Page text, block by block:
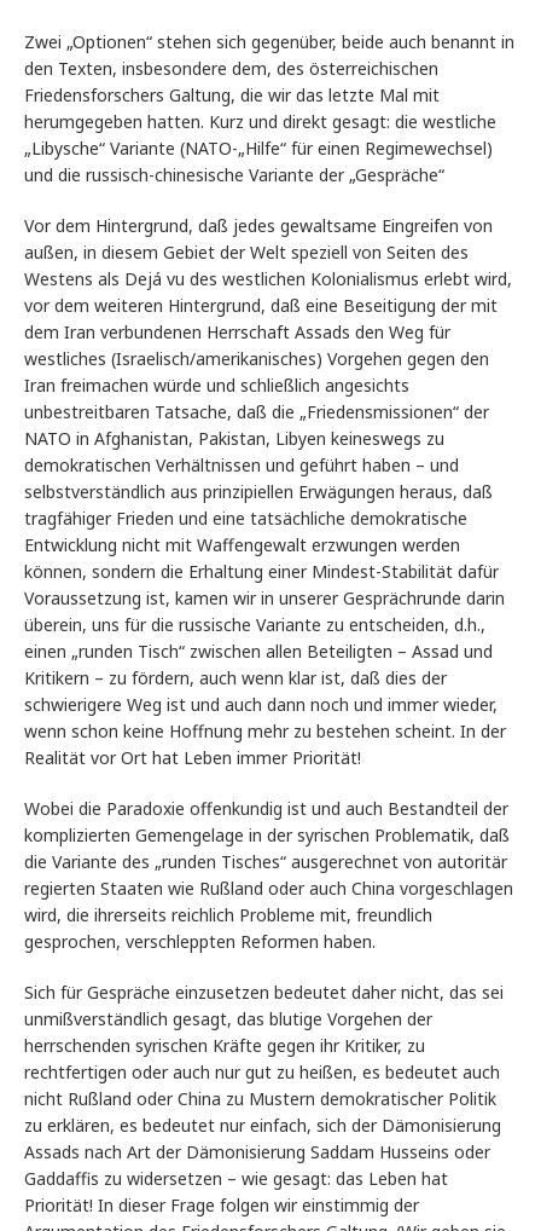
Zwei „Optionen“ stehen sich gegenüber, beide auch benannt in
den Texten, insbesondere dem, des österreichischen
Friedensforschers Galtung, die wir das letzte Mal mit
herumgegeben hatten. Kurz und direkt gesagt: die westliche
„Libysche“ Variante (NATO-„Hilfe“ für einen Regimewechsel)
und die russisch-chinesische Variante der „Gespräche“
Vor dem Hintergrund, daß jedes gewaltsame Eingreifen von
außen, in diesem Gebiet der Welt speziell von Seiten des
Westens als Dejá vu des westlichen Kolonialismus erlebt wird,
vor dem weiteren Hintergrund, daß eine Beseitigung der mit
dem Iran verbundenen Herrschaft Assads den Weg für
westliches (Israelisch/amerikanisches) Vorgehen gegen den
Iran freimachen würde und schließlich angesichts
unbestreitbaren Tatsache, daß die „Friedensmissionen“ der
NATO in Afghanistan, Pakistan, Libyen keineswegs zu
demokratischen Verhältnissen und geführt haben – und
selbstverständlich aus prinzipiellen Erwägungen heraus, daß
tragfähiger Frieden und eine tatsächliche demokratische
Entwicklung nicht mit Waffengewalt erzwungen werden
können, sondern die Erhaltung einer Mindest-Stabilität dafür
Voraussetzung ist, kamen wir in unserer Gesprächrunde darin
überein, uns für die russische Variante zu entscheiden, d.h.,
einen „runden Tisch“ zwischen allen Beteiligten – Assad und
Kritikern – zu fördern, auch wenn klar ist, daß dies der
schwierigere Weg ist und auch dann noch und immer wieder,
wenn schon keine Hoffnung mehr zu bestehen scheint. In der
Realität vor Ort hat Leben immer Priorität!
Wobei die Paradoxie offenkundig ist und auch Bestandteil der
komplizierten Gemengelage in der syrischen Problematik, daß
die Variante des „runden Tisches“ ausgerechnet von autoritär
regierten Staaten wie Rußland oder auch China vorgeschlagen
wird, die ihrerseits reichlich Probleme mit, freundlich
gesprochen, verschleppten Reformen haben.
Sich für Gespräche einzusetzen bedeutet daher nicht, das sei
unmißverständlich gesagt, das blutige Vorgehen der
herrschenden syrischen Kräfte gegen ihr Kritiker, zu
rechtfertigen oder auch nur gut zu heißen, es bedeutet auch
nicht Rußland oder China zu Mustern demokratischer Politik
zu erklären, es bedeutet nur einfach, sich der Dämonisierung
Assads nach Art der Dämonisierung Saddam Husseins oder
Gaddaffis zu widersetzen – wie gesagt: das Leben hat
Priorität! In dieser Frage folgen wir einstimmig der